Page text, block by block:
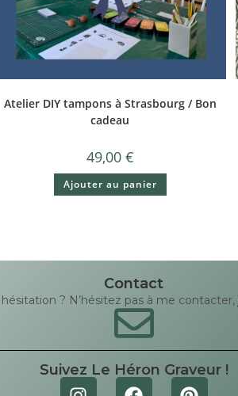
Atelier DIY tampons à Strasbourg / Bon
cadeau
49,00 €
Ajouter au panier
Contact
? N’hésitez pas à me contacter,
Suivez Le Héron Graveur !